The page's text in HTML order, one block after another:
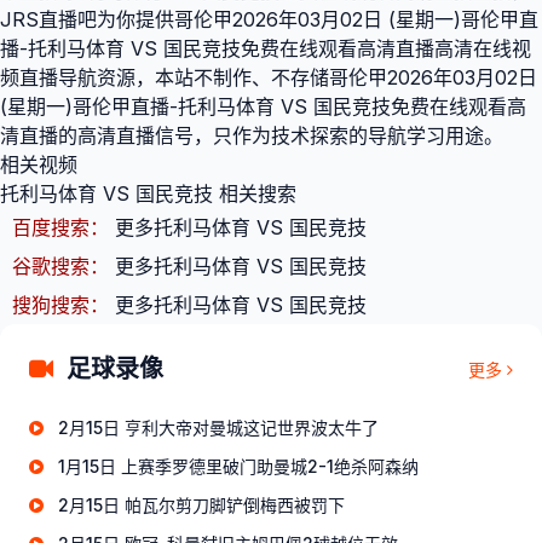
JRS直播吧为你提供哥伦甲2026年03月02日 (星期一)哥伦甲直
播-托利马体育 VS 国民竞技免费在线观看高清直播高清在线视
频直播导航资源，本站不制作、不存储哥伦甲2026年03月02日
(星期一)哥伦甲直播-托利马体育 VS 国民竞技免费在线观看高
清直播的高清直播信号，只作为技术探索的导航学习用途。
相关视频
托利马体育 VS 国民竞技 相关搜索
百度搜索：
更多托利马体育 VS 国民竞技
谷歌搜索：
更多托利马体育 VS 国民竞技
搜狗搜索：
更多托利马体育 VS 国民竞技
足球录像 更多
2月15日 亨利大帝对曼城这记世界波太牛了
1月15日 上赛季罗德里破门助曼城2-1绝杀阿森纳
2月15日 帕瓦尔剪刀脚铲倒梅西被罚下